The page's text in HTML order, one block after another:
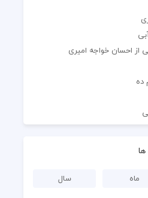
از احسان خواجه امیری
ده
ماه
سال